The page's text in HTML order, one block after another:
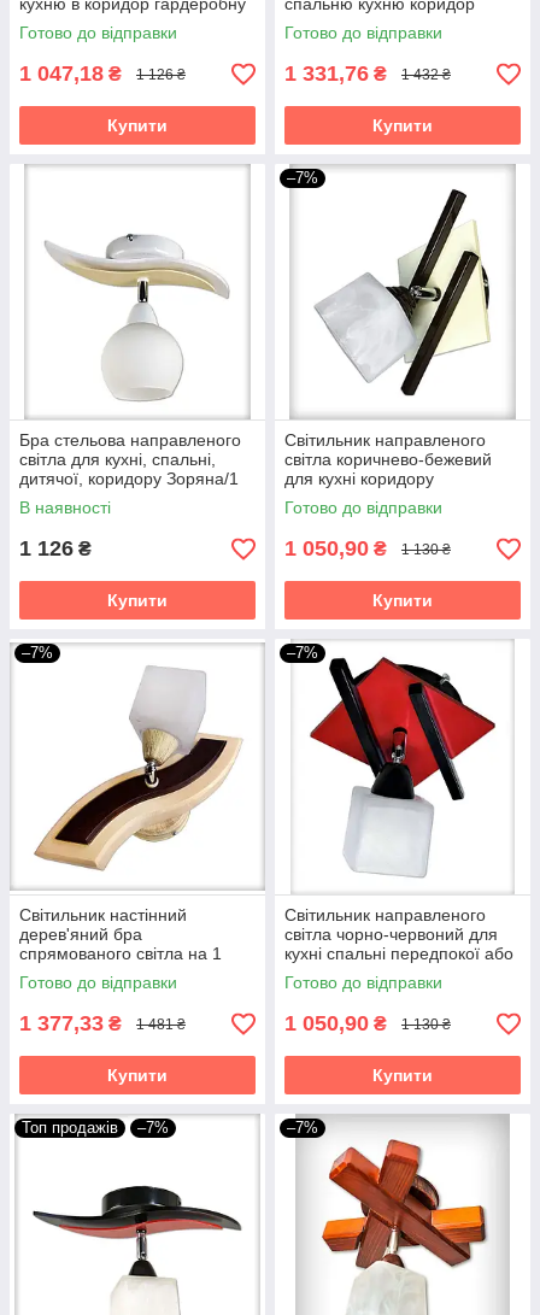
дитячу спальню Зоряна/1
чорно-біла
Готово до відправки
1 047,18 ₴ 1 126 ₴
Купити
гардероб бра Квадро/1
Готово до відправки
1 331,76 ₴ 1 432 ₴
Купити
Бра стельова направленого
світла для кухні, спальні,
дитячої, коридору Зоряна/1
біло-бежева
В наявності
1 126 ₴
Купити
–7%
Світильник направленого
світла коричнево-бежевий
для кухні коридору
передпокою гардеробної бра
Данко/1
Готово до відправки
1 050,90 ₴ 1 130 ₴
Купити
–7%
Світильник настінний
дерев'яний бра
спрямованого світла на 1
плафон Весна/1
натурального кольору
Готово до відправки
1 377,33 ₴ 1 481 ₴
Купити
–7%
Світильник направленого
світла чорно-червоний для
кухні спальні передпокої або
дитячої Бра Данко/1
Готово до відправки
1 050,90 ₴ 1 130 ₴
Купити
Топ продажів –7% –7%